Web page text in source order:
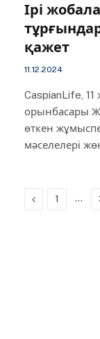
Ірі
қажет
11.12.2024
CaspianLife, 11
орынбасары
өткен
мәселелері
Previous
1 …